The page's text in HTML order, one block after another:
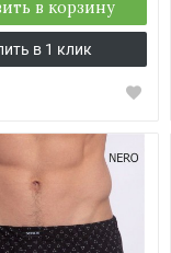
в корзину
в 1 клик